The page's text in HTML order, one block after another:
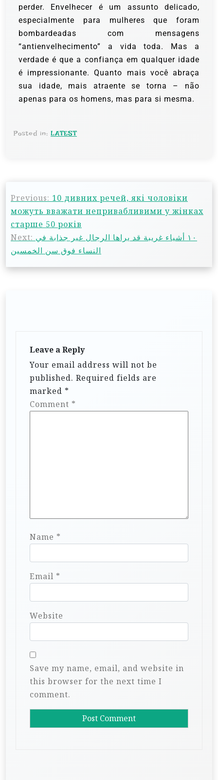
perder. Envelhecer é um assunto delicado,
especialmente para mulheres que foram
bombardeadas com mensagens
“antienvelhecimento” a vida toda. Mas a
verdade é que a confiança em qualquer idade
é impressionante. Quanto mais você abraça
sua idade, mais atraente se torna – não
apenas para os homens, mas para si mesma.
Posted in: LATEST
Previous: 10 дивних речей, які чоловіки
можуть вважати непривабливими у жінках
старше 50 років
Next: ١٠ أشياء غريبة قد يراها الرجال غير جذابة في
النساء فوق سن الخمسين
Leave a Reply
Your email address will not be
published. Required fields are
marked *
Comment *
Name *
Email *
Website
Save my name, email, and website in
this browser for the next time I
comment.